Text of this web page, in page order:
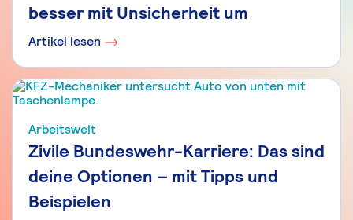
besser mit Unsicherheit um
Artikel lesen
Arbeitswelt
Zivile Bundeswehr-Karriere: Das sind
deine Optionen – mit Tipps und
Beispielen